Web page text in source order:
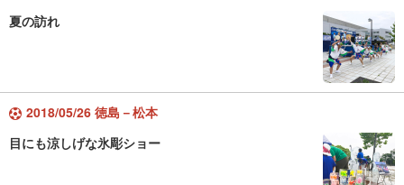
夏の訪れ
2018/05/26 徳島－松本
目にも涼しげな氷彫ショー